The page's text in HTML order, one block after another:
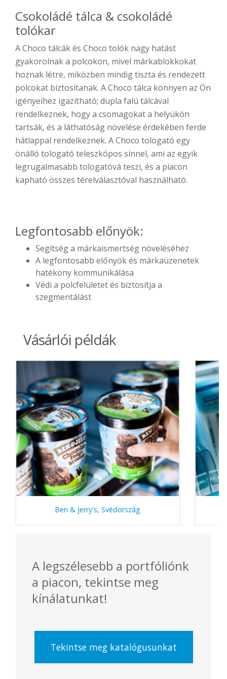
Csokoládé tálca & csokoládé
tolókar
A Choco tálcák és Choco tolók nagy hatást
gyakorolnak a polcokon, mivel márkablokkokat
hoznak létre, miközben mindig tiszta és rendezett
polcokat biztosítanak. A Choco tálca könnyen az Ön
igényeihez igazítható; dupla falú tálcával
rendelkeznek, hogy a csomagokat a helyükön
tartsák, és a láthatóság növelése érdekében ferde
hátlappal rendelkeznek. A Choco tologató egy
önálló tologató teleszkópos sínnel, ami az egyik
legrugalmasabb tologatóvá teszi, és a piacon
kapható összes térelválasztóval használható.
Legfontosabb előnyök:
Segítség a márkaismertség növeléséhez
A legfontosabb előnyök és márkaüzenetek
hatékony kommunikálása
Védi a polcfelületet és biztosítja a
szegmentálást
Vásárlói példák
Ben & Jerry's, Svédország
A legszélesebb a portfóliónk
a piacon, tekintse meg
kínálatunkat!
Tekintse meg katalógusunkat